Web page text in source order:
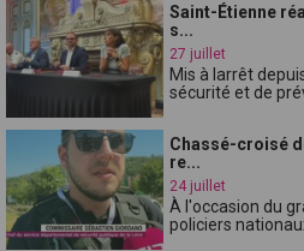
Saint-Étienne
s...
27 juillet
Mis à larrêt
sécurité et de
Chassé-croisé
re...
24 juillet
À l'occasion du
policiers